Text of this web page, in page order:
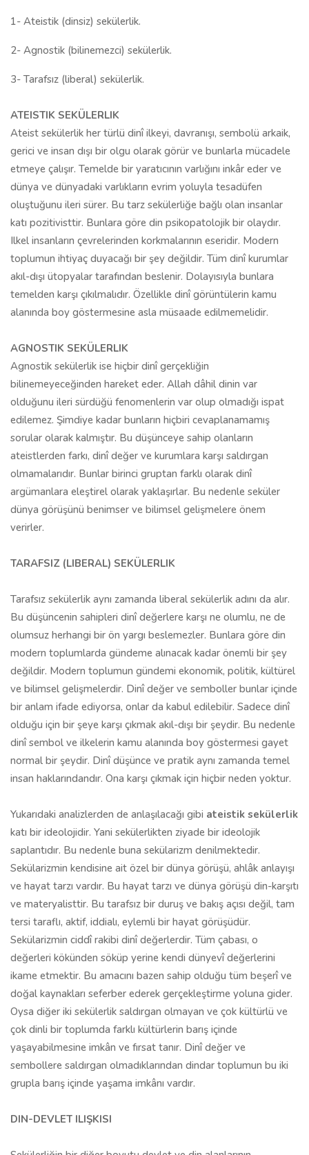
1- Ateistik (dinsiz) sekülerlik.
2- Agnostik (bilinemezci) sekülerlik.
3- Tarafsız (liberal) sekülerlik.
ATEISTIK SEKÜLERLIK
Ateist sekülerlik her türlü dinî ilkeyi, davranışı, sembolü arkaik,
gerici ve insan dışı bir olgu olarak görür ve bunlarla mücadele
etmeye çalışır. Temelde bir yaratıcının varlığını inkâr eder ve
dünya ve dünyadaki varlıkların evrim yoluyla tesadüfen
oluştuğunu ileri sürer. Bu tarz sekülerliğe bağlı olan insanlar
katı pozitivisttir. Bunlara göre din psikopatolojik bir olaydır.
Ilkel insanların çevrelerinden korkmalarının eseridir. Modern
toplumun ihtiyaç duyacağı bir şey değildir. Tüm dinî kurumlar
akıl-dışı ütopyalar tarafından beslenir. Dolayısıyla bunlara
temelden karşı çıkılmalıdır. Özellikle dinî görüntülerin kamu
alanında boy göstermesine asla müsaade edilmemelidir.
AGNOSTIK SEKÜLERLIK
Agnostik sekülerlik ise hiçbir dinî gerçekliğin
bilinemeyeceğinden hareket eder. Allah dâhil dinin var
olduğunu ileri sürdüğü fenomenlerin var olup olmadığı ispat
edilemez. Şimdiye kadar bunların hiçbiri cevaplanamamış
sorular olarak kalmıştır. Bu düşünceye sahip olanların
ateistlerden farkı, dinî değer ve kurumlara karşı saldırgan
olmamalarıdır. Bunlar birinci gruptan farklı olarak dinî
argümanlara eleştirel olarak yaklaşırlar. Bu nedenle seküler
dünya görüşünü benimser ve bilimsel gelişmelere önem
verirler.
TARAFSIZ (LIBERAL) SEKÜLERLIK
Tarafsız sekülerlik aynı zamanda liberal sekülerlik adını da alır.
Bu düşüncenin sahipleri dinî değerlere karşı ne olumlu, ne de
olumsuz herhangi bir ön yargı beslemezler. Bunlara göre din
modern toplumlarda gündeme alınacak kadar önemli bir şey
değildir. Modern toplumun gündemi ekonomik, politik, kültürel
ve bilimsel gelişmelerdir. Dinî değer ve semboller bunlar içinde
bir anlam ifade ediyorsa, onlar da kabul edilebilir. Sadece dinî
olduğu için bir şeye karşı çıkmak akıl-dışı bir şeydir. Bu nedenle
dinî sembol ve ilkelerin kamu alanında boy göstermesi gayet
normal bir şeydir. Dinî düşünce ve pratik aynı zamanda temel
insan haklarındandır. Ona karşı çıkmak için hiçbir neden yoktur.
Yukarıdaki analizlerden de anlaşılacağı gibi ateistik sekülerlik
katı bir ideolojidir. Yani sekülerlikten ziyade bir ideolojik
saplantıdır. Bu nedenle buna sekülarizm denilmektedir.
Sekülarizmin kendisine ait özel bir dünya görüşü, ahlâk anlayışı
ve hayat tarzı vardır. Bu hayat tarzı ve dünya görüşü din-karşıtı
ve materyalisttir. Bu tarafsız bir duruş ve bakış açısı değil, tam
tersi taraflı, aktif, iddialı, eylemli bir hayat görüşüdür.
Sekülarizmin ciddî rakibi dinî değerlerdir. Tüm çabası, o
değerleri kökünden söküp yerine kendi dünyevî değerlerini
ikame etmektir. Bu amacını bazen sahip olduğu tüm beşerî ve
doğal kaynakları seferber ederek gerçekleştirme yoluna gider.
Oysa diğer iki sekülerlik saldırgan olmayan ve çok kültürlü ve
çok dinli bir toplumda farklı kültürlerin barış içinde
yaşayabilmesine imkân ve fırsat tanır. Dinî değer ve
sembollere saldırgan olmadıklarından dindar toplumun bu iki
grupla barış içinde yaşama imkânı vardır.
DIN-DEVLET ILIŞKISI